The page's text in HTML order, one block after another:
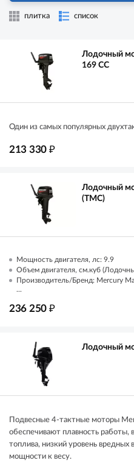
плитка список
Лодочный
169 CC
Один из самых популярных
213 330 ₽
Лодочный
(TMC)
Мощность двигателя, лс: 9.9
Объем двигателя, см.куб
Производитель/Бренд: Mercury
...
236 250 ₽
Лодочный
Подвесные 4-тактные моторы
обеспечивают плавность работы,
топлива, низкий уровень
мощности к весу.